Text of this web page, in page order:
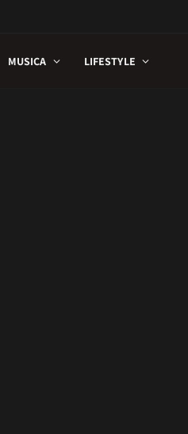
MUSICA LIFESTYLE